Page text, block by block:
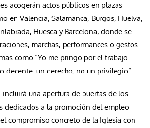
acogerán actos públicos en plazas
en Valencia, Salamanca, Burgos, Huelva,
Huesca y Barcelona, donde se
marchas, performances o gestos
como “Yo me pringo por el trabajo
decente: un derecho, no un privilegio”.
incluirá una apertura de puertas de los
dedicados a la promoción del empleo
compromiso concreto de la Iglesia con